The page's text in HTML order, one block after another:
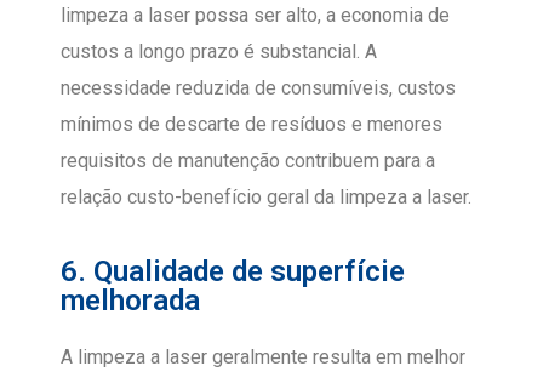
limpeza a laser possa ser alto, a economia de
custos a longo prazo é substancial. A
necessidade reduzida de consumíveis, custos
mínimos de descarte de resíduos e menores
requisitos de manutenção contribuem para a
relação custo-benefício geral da limpeza a laser.
6. Qualidade de superfície
melhorada
A limpeza a laser geralmente resulta em melhor